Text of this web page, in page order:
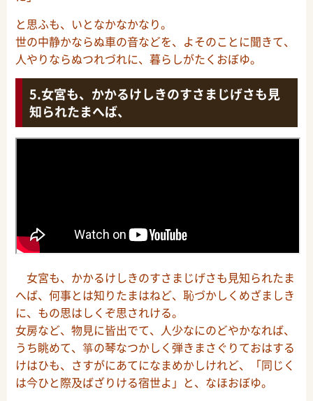
と思ふも、いとなかなかなり。
世の中静かならぬ車の音などを、よそのことに聞きて、
人やりならぬつれづれに、暮らしがたくおぼゆ。
女宮も、かかるけしきのすさまじげさも見
知られたまへば、
女宮も、かかるけしきのすさまじげさも見知られたま
へば、何事とは知りたまはねど、恥づかしくめざましき
に、もの思はしくぞ思されける。
女房など、物見に皆出でて、人少なにのどやかなれば、
うち眺めて、箏の琴なつかしく弾きまさぐりておはする
けはひも、さすがにあてになまめかしけれど、「同じく
は今ひと際及ばざりける宿世よ」と、なほおぼゆ。